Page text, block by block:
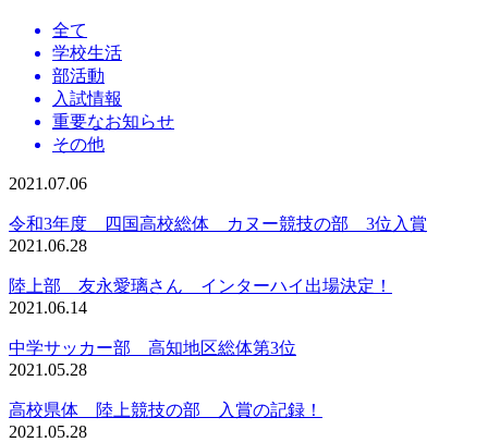
全て
学校生活
部活動
入試情報
重要なお知らせ
その他
2021.07.06
令和3年度 四国高校総体 カヌー競技の部 3位入賞
2021.06.28
陸上部 友永愛璃さん インターハイ出場決定！
2021.06.14
中学サッカー部 高知地区総体第3位
2021.05.28
高校県体 陸上競技の部 入賞の記録！
2021.05.28